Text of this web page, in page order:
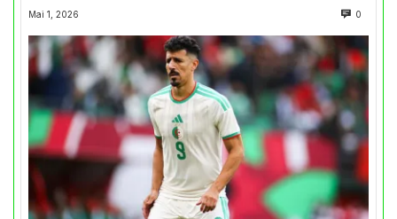
Mai 1, 2026 0